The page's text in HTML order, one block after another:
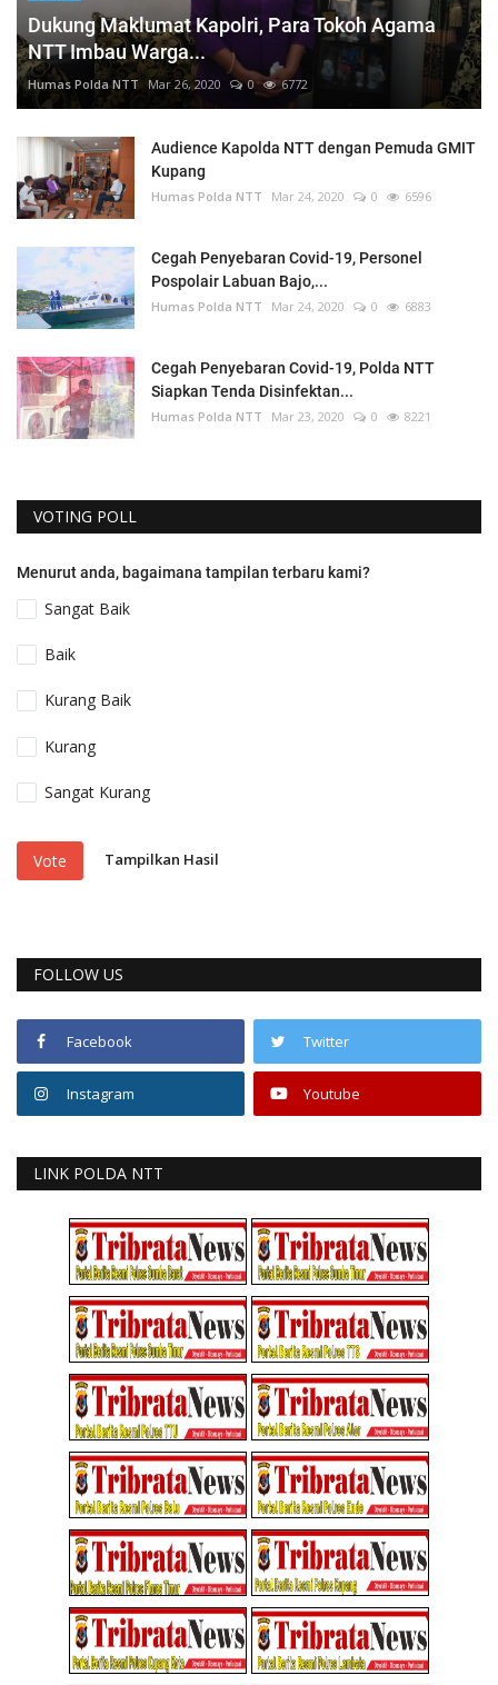
Dukung Maklumat Kapolri, Para Tokoh Agama
NTT Imbau Warga...
Humas Polda NTT Mar 26, 2020 0 6772
Audience Kapolda NTT dengan Pemuda GMIT
Kupang
Humas Polda NTT Mar 24, 2020 0 6596
Cegah Penyebaran Covid-19, Personel
Pospolair Labuan Bajo,...
Humas Polda NTT Mar 24, 2020 0 6883
Cegah Penyebaran Covid-19, Polda NTT
Siapkan Tenda Disinfektan...
Humas Polda NTT Mar 23, 2020 0 8221
VOTING POLL
Menurut anda, bagaimana tampilan terbaru kami?
Sangat Baik
Baik
Kurang Baik
Kurang
Sangat Kurang
Vote Tampilkan Hasil
FOLLOW US
Facebook Twitter
Instagram Youtube
LINK POLDA NTT